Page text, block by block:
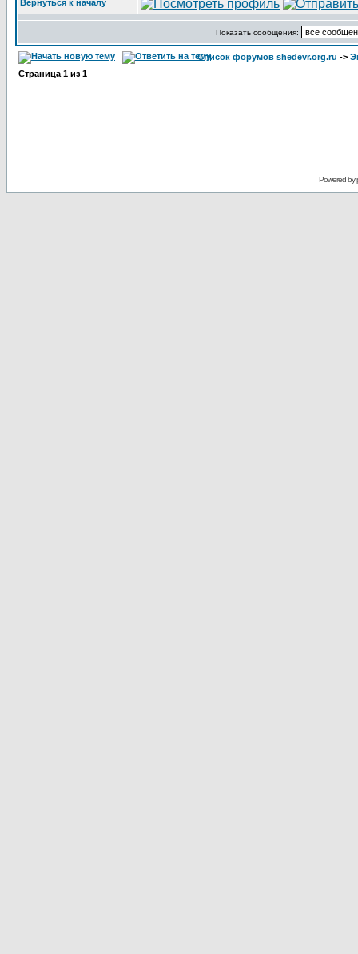
Вернуться к началу
Показать сообщения:
Список форумов shedevr.org.ru ->
Страница 1 из 1
Powered by